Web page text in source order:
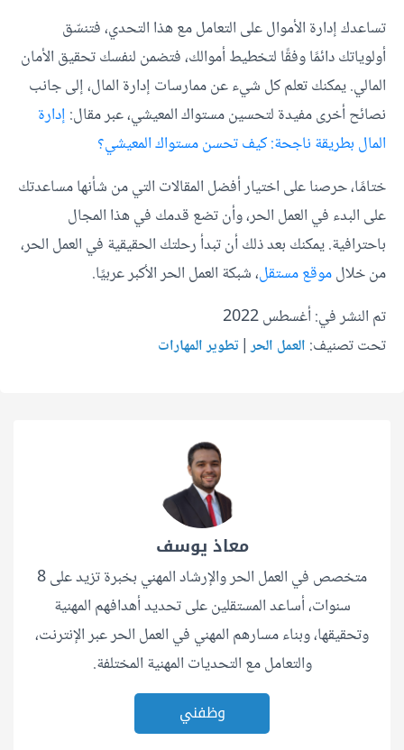
تساعدك إدارة الأموال على التعامل مع هذا التحدي، فتنسّق
أولوياتك دائمًا وفقًا لتخطيط أموالك، فتضمن لنفسك تحقيق الأمان
المالي. يمكنك تعلم كل شيء عن ممارسات إدارة المال، إلى جانب
نصائح أخرى مفيدة لتحسين مستواك المعيشي، عبر مقال: إدارة
المال بطريقة ناجحة: كيف تحسن مستواك المعيشي؟
ختامًا، حرصنا على اختيار أفضل المقالات التي من شأنها مساعدتك
على البدء في العمل الحر، وأن تضع قدمك في هذا المجال
باحترافية. يمكنك بعد ذلك أن تبدأ رحلتك الحقيقية في العمل الحر،
من خلالموقع مستقل، شبكة العمل الحر الأكبر عربيًا.
تم النشر في: أغسطس 2022
تحت تصنيف: العمل الحر|تطوير المهارات
معاذ يوسف
متخصص في العمل الحر والإرشاد المهني بخبرة تزيد على 8
سنوات، أساعد المستقلين على تحديد أهدافهم المهنية
وتحقيقها، وبناء مسارهم المهني في العمل الحر عبر الإنترنت،
والتعامل مع التحديات المهنية المختلفة.
وظفني